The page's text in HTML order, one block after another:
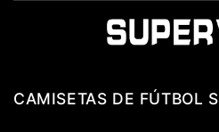
CAMISETAS DE FÚTBOL